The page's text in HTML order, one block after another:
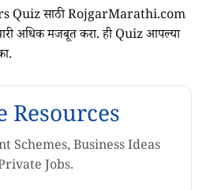
Quiz साठी RojgarMarathi.com
अधिक मजबूत करा. ही Quiz आपल्या
Resources
Schemes, Business Ideas
Jobs.